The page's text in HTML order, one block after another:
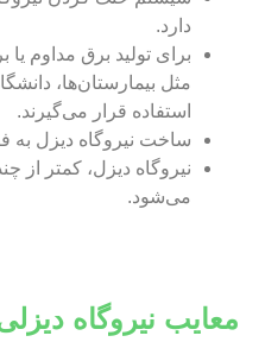
دارد.
برای تولید برق مداوم
مثل بیمارستان‌ها،
استفاده قرار می‌گیرند.
ساخت نیروگاه دیزل به
نیروگاه دیزل، کمتر از
می‌شود.
معایب نیروگاه